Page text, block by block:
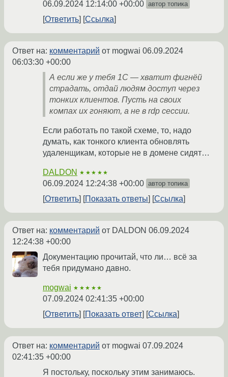
06.09.2024 12:14:00 +00:00 автор топика
Ответить Ссылка
Ответ на: комментарий от mogwai 06.09.2024
06:03:30 +00:00
А если же у тебя 1С — хватит фигнёй
страдать, отдай людям доступ через
тонких клиентов. Пусть на своих
компах их гоняют, а не в rdp сессии.
Если работать по такой схеме, то, надо
думать, как тонкого клиента обновлять
удаленщикам, которые не в домене сидят…
DALDON ★★★★★
06.09.2024 12:24:38 +00:00 автор топика
Ответить Показать ответы Ссылка
Ответ на: комментарий от DALDON 06.09.2024
12:24:38 +00:00
Документацию прочитай, что ли… всё за
тебя придумано давно.
mogwai ★★★★★
07.09.2024 02:41:35 +00:00
Ответить
Показать ответ Ссылка
Ответ на: комментарий от mogwai 07.09.2024
02:41:35 +00:00
Я постольку, поскольку этим занимаюсь.